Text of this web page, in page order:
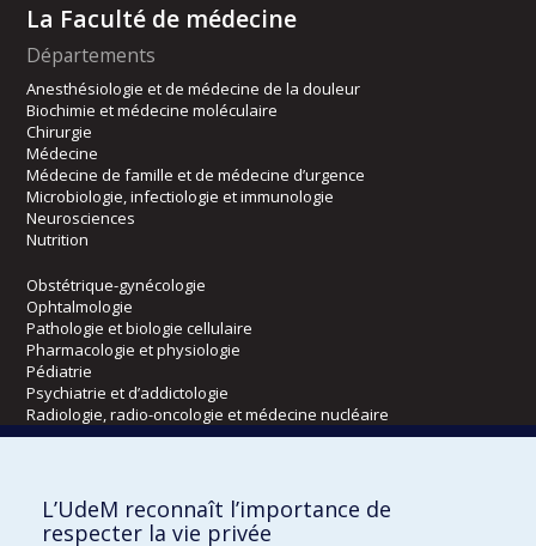
La Faculté de médecine
Départements
Anesthésiologie et de médecine de la douleur
Biochimie et médecine moléculaire
Chirurgie
Médecine
Médecine de famille et de médecine d’urgence
Microbiologie, infectiologie et immunologie
Neurosciences
Nutrition
Obstétrique-gynécologie
Ophtalmologie
Pathologie et biologie cellulaire
Pharmacologie et physiologie
Pédiatrie
Psychiatrie et d’addictologie
Radiologie, radio-oncologie et médecine nucléaire
Écoles
Kinésiologie et des sciences de l’activité physique
L’UdeM reconnaît l’importance de
respecter la vie privée